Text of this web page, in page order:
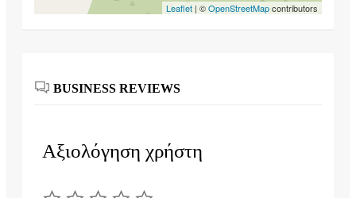
Leaflet | ©OpenStreetMapcontributors
BUSINESS REVIEWS
Αξιολόγηση χρήστη